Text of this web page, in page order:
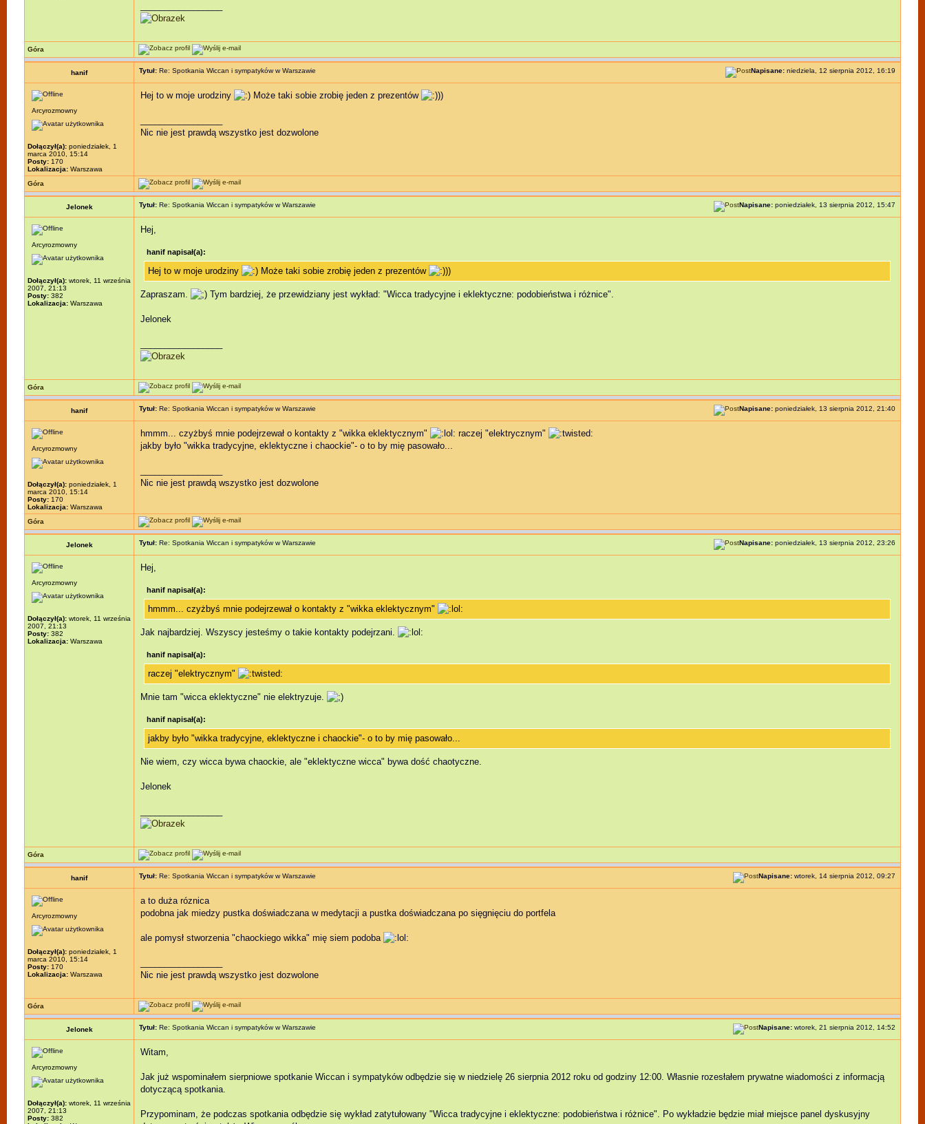
Góra
hanif Tytuł: Re: Spotkania Wiccan i sympatyków w Warszawie Napisane: niedziela, 12 sierpnia 2012, 16:19
Arcyrozmowny
Dołączył(a): poniedziałek, 1
marca 2010, 15:14
Posty: 170
Lokalizacja: Warszawa
Hej to w moje urodziny Może taki sobie zrobię jeden z prezentów ))
Nic nie jest prawdą wszystko jest dozwolone
Góra
Jelonek Tytuł: Re: Spotkania Wiccan i sympatyków w Warszawie Napisane: poniedziałek, 13 sierpnia 2012, 15:47
Arcyrozmowny
Dołączył(a): wtorek, 11 września
2007, 21:13
Posty: 382
Lokalizacja: Warszawa
Hej,
hanif napisał(a):
Hej to w moje urodziny Może taki sobie zrobię jeden z prezentów ))
Zapraszam. Tym bardziej, że przewidziany jest wykład: "Wicca tradycyjne i eklektyczne: podobieństwa i różnice".
Jelonek
Góra
hanif Tytuł: Re: Spotkania Wiccan i sympatyków w Warszawie Napisane: poniedziałek, 13 sierpnia 2012, 21:40
Arcyrozmowny
Dołączył(a): poniedziałek, 1
marca 2010, 15:14
Posty: 170
Lokalizacja: Warszawa
hmmm... czyżbyś mnie podejrzewał o kontakty z "wikka eklektycznym"
raczej "elektrycznym"
jakby było "wikka tradycyjne, eklektyczne i chaockie"- o to by mię pasowało...
Nic nie jest prawdą wszystko jest dozwolone
Góra
Jelonek Tytuł: Re: Spotkania Wiccan i sympatyków w Warszawie Napisane: poniedziałek, 13 sierpnia 2012, 23:26
Arcyrozmowny
Dołączył(a): wtorek, 11 września
2007, 21:13
Posty: 382
Lokalizacja: Warszawa
Hej,
hanif napisał(a):
hmmm... czyżbyś mnie podejrzewał o kontakty z "wikka eklektycznym"
Jak najbardziej. Wszyscy jesteśmy o takie kontakty podejrzani.
hanif napisał(a):
raczej "elektrycznym"
Mnie tam "wicca eklektyczne" nie elektryzuje.
hanif napisał(a):
jakby było "wikka tradycyjne, eklektyczne i chaockie"- o to by mię pasowało...
Nie wiem, czy wicca bywa chaockie, ale "eklektyczne wicca" bywa dość chaotyczne.
Jelonek
Góra
hanif Tytuł: Re: Spotkania Wiccan i sympatyków w Warszawie Napisane: wtorek, 14 sierpnia 2012, 09:27
Arcyrozmowny
Dołączył(a): poniedziałek, 1
marca 2010, 15:14
Posty: 170
Lokalizacja: Warszawa
a to duża róznica
podobna jak miedzy pustka doświadczana w medytacji a pustka doświadczana po sięgnięciu do portfela
ale pomysł stworzenia "chaockiego wikka" mię siem podoba
Nic nie jest prawdą wszystko jest dozwolone
Góra
Jelonek Tytuł: Re: Spotkania Wiccan i sympatyków w Warszawie Napisane: wtorek, 21 sierpnia 2012, 14:52
Arcyrozmowny
Dołączył(a): wtorek, 11 września
2007, 21:13
Posty: 382
Witam,
Jak już wspominałem sierpniowe spotkanie Wiccan i sympatyków odbędzie się w niedzielę 26 sierpnia 2012 roku od godziny 12:00. Własnie rozesłałem prywatne wiadomości z informacją
dotyczącą spotkania.
Przypominam, że podczas spotkania odbędzie się wykład zatytułowany "Wicca tradycyjne i eklektyczne: podobieństwa i różnice". Po wykładzie będzie miał miejsce panel dyskusyjny